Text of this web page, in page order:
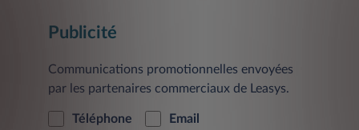
Publicité
Communications promotionnelles envoyées
par les partenaires commerciaux de Leasys.
Téléphone Email